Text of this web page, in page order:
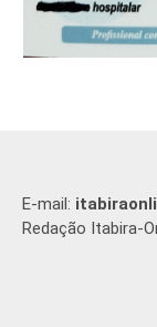
E-mail:
Redação Itabira-